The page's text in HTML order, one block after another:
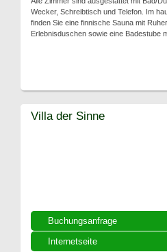
Wecker, Schreibtisch und Telefon. Im
finden Sie eine finnische Sauna mit
Erlebnisduschen sowie eine Badestube
Buchungsanfrage
Internetseite
Villa der Sinne